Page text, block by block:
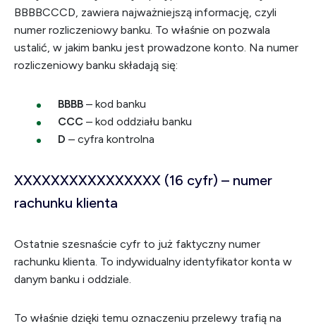
BBBBCCCD, zawiera najważniejszą informację, czyli
numer rozliczeniowy banku. To właśnie on pozwala
ustalić, w jakim banku jest prowadzone konto. Na numer
rozliczeniowy banku składają się:
BBBB – kod banku
CCC – kod oddziału banku
D – cyfra kontrolna
XXXXXXXXXXXXXXXX (16 cyfr) – numer
rachunku klienta
Ostatnie szesnaście cyfr to już faktyczny numer
rachunku klienta. To indywidualny identyfikator konta w
danym banku i oddziale.
To właśnie dzięki temu oznaczeniu przelewy trafią na